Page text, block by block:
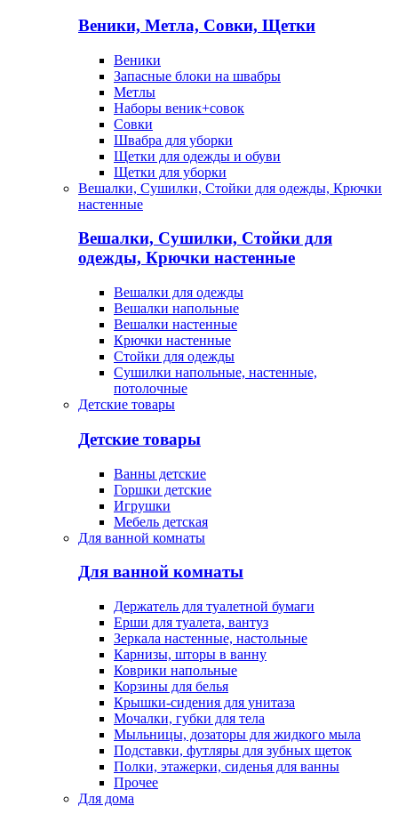
Веники, Метла, Совки, Щетки
Веники
Запасные блоки на швабры
Метлы
Наборы веник+совок
Совки
Швабра для уборки
Щетки для одежды и обуви
Щетки для уборки
Вешалки, Сушилки, Стойки для одежды, Крючки
настенные
Вешалки, Сушилки, Стойки для
одежды, Крючки настенные
Вешалки для одежды
Вешалки напольные
Вешалки настенные
Крючки настенные
Стойки для одежды
Сушилки напольные, настенные,
потолочные
Детские товары
Детские товары
Ванны детские
Горшки детские
Игрушки
Мебель детская
Для ванной комнаты
Для ванной комнаты
Держатель для туалетной бумаги
Ерши для туалета, вантуз
Зеркала настенные, настольные
Карнизы, шторы в ванну
Коврики напольные
Корзины для белья
Крышки-сидения для унитаза
Мочалки, губки для тела
Мыльницы, дозаторы для жидкого мыла
Подставки, футляры для зубных щеток
Полки, этажерки, сиденья для ванны
Прочее
Для дома